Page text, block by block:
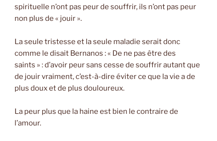
spirituelle n’ont pas peur de souffrir, ils n’ont pas peur
non plus de « jouir ».
La seule tristesse et la seule maladie serait donc
comme le disait Bernanos : « De ne pas être des
saints » : d’avoir peur sans cesse de souffrir autant que
de jouir vraiment, c’est-à-dire éviter ce que la vie a de
plus doux et de plus douloureux.
La peur plus que la haine est bien le contraire de
l’amour.